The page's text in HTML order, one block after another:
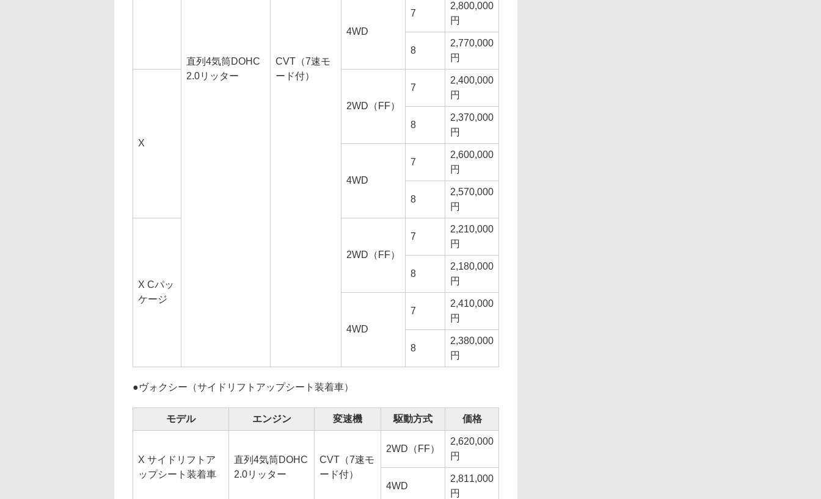
直列4気筒DOHC
2.0リッター
CVT（7速モ
ード付）
4WD
7
2,800,000
円
8
2,770,000
円
X
2WD（FF）
7
2,400,000
円
8
2,370,000
円
4WD
7
2,600,000
円
8
2,570,000
円
X Cパッ
ケージ
2WD（FF）
7
2,210,000
円
8
2,180,000
円
4WD
7
2,410,000
円
8
2,380,000
円
●ヴォクシー（サイドリフトアップシート装着車）
モデル エンジン 変速機 駆動方式 価格
X サイドリフトア
ップシート装着車
直列4気筒DOHC
2.0リッター
CVT（7速モ
ード付）
2WD（FF）
2,620,000
円
4WD
2,811,000
円